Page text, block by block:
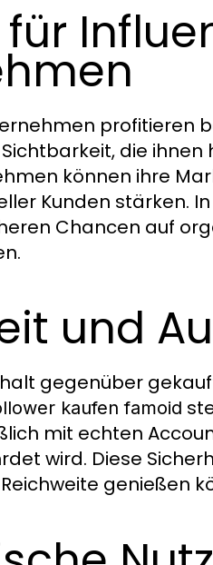
profitieren
die
können ihre
Kunden stärken.
Chancen auf
und
gegenüber
kaufen famoid
mit echten
wird. Diese
genießen